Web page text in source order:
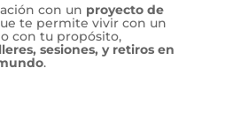
con un proyecto de
te permite vivir con un
con tu propósito,
sesiones, y retiros en
.